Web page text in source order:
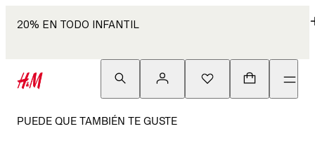
20% EN TODO INFANTIL
PUEDE QUE TAMBIÉN TE GUSTE